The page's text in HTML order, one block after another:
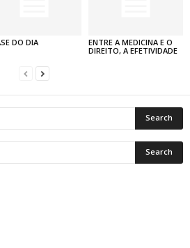
DO DIA
ENTRE A MEDICINA E O
DIREITO, A EFETIVIDADE